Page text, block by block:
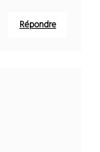
Répondre